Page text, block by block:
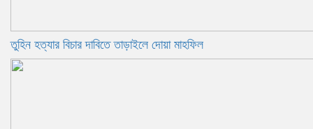
তুহিন হত্যার বিচার দাবিতে তাড়াইলে দোয়া মাহফিল